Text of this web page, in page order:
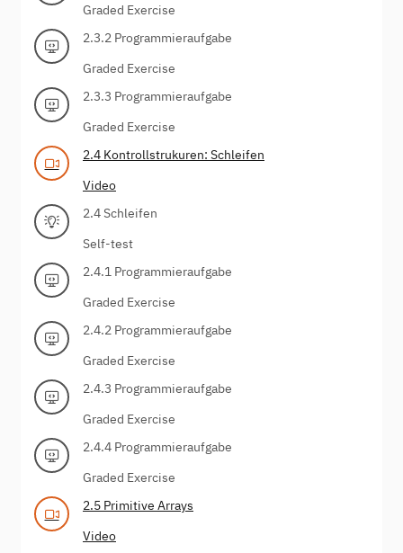
Graded Exercise
2.3.2 Programmieraufgabe
Graded Exercise
2.3.3 Programmieraufgabe
Graded Exercise
2.4 Kontrollstrukuren: Schleifen
Video
2.4 Schleifen
Self-test
2.4.1 Programmieraufgabe
Graded Exercise
2.4.2 Programmieraufgabe
Graded Exercise
2.4.3 Programmieraufgabe
Graded Exercise
2.4.4 Programmieraufgabe
Graded Exercise
2.5 Primitive Arrays
Video